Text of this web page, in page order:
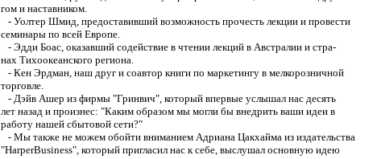
гом и наставником.
- Уолтер Шмид, предоставивший возможность прочесть лекции и провести
семинары по всей Европе.
- Эдди Боас, оказавший содействие в чтении лекций в Австралии и стра-
нах Тихоокеанского региона.
- Кен Эрдман, наш друг и соавтор книги по маркетингу в мелкорозничной
торговле.
- Дэйв Ашер из фирмы "Гринвич", который впервые услышал нас десять
лет назад и произнес: "Каким образом мы могли бы внедрить ваши идеи в
работу нашей сбытовой сети?"
- Мы также не можем обойти вниманием Адриана Цакхайма из издательства
"HarperBusiness", который пригласил нас к себе, выслушал основную идею